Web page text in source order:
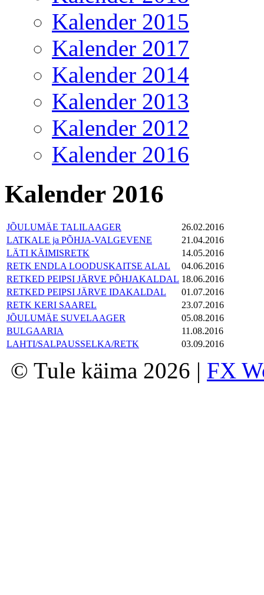
Kalender 2015
Kalender 2017
Kalender 2014
Kalender 2013
Kalender 2012
Kalender 2016
Kalender 2016
JÕULUMÄE TALILAAGER
26.02.2016
LATKALE ja PÕHJA-VALGEVENE
21.04.2016
LÄTI KÄIMISRETK
14.05.2016
RETK ENDLA LOODUSKAITSE ALAL
04.06.2016
RETKED PEIPSI JÄRVE PÕHJAKALDAL 18.06.2016
RETKED PEIPSI JÄRVE IDAKALDAL
01.07.2016
RETK KERI SAAREL
23.07.2016
JÕULUMÄE SUVELAAGER
05.08.2016
BULGAARIA
11.08.2016
LAHTI/SALPAUSSELKA/RETK
03.09.2016
© Tule käima 2026 | FX